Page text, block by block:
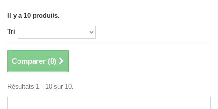
Il y a 10 produits.
Tri
Comparer (0)
Résultats 1 - 10 sur 10.